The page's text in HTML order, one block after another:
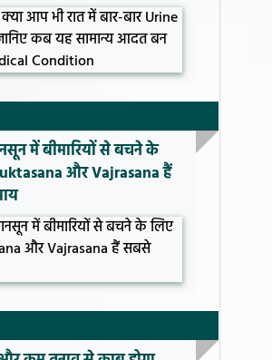
में बीमारियों से बचने के
और Vajrasana हैं